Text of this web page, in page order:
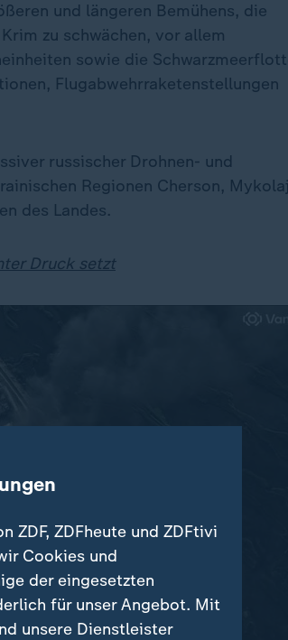
und längeren Bemühens, die
zu schwächen, vor allem
sowie die
Flugabwehrraketenstellungen
russischer Drohnen- und
Regionen Cherson,
des Landes.
Druck setzt
ZDF, ZDFheute und ZDFtivi
Cookies und
der eingesetzten
für unser Angebot. Mit
unsere Dienstleister